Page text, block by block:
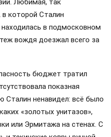
вождя и его гостей в
готовили проверенные
характером,
Европу, до конца дней
порой крестьянских